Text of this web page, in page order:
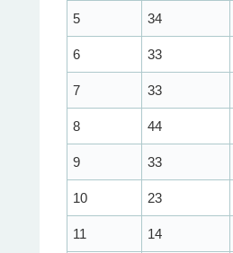
5 34
6 33
7 33
8 44
9 33
10 23
11 14